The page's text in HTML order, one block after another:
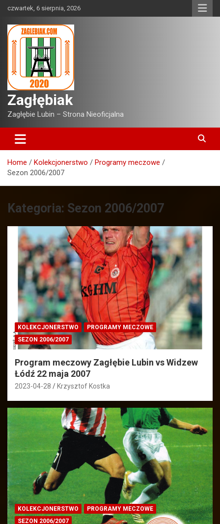
content
czwartek, 6 sierpnia, 2026
Zagłębiak
Zagłębie Lubin – Strona Nieoficjalna
Home Kolekcjonerstwo
Programy meczowe
Sezon 2006/2007
Kategoria: Sezon 2006/2007
KOLEKCJONERSTWO
PROGRAMY MECZOWE
SEZON 2006/2007
Program meczowy Zagłębie Lubin vs Widzew
Łódź 22 maja 2007
2023-04-28 Krzysztof Kostka
KOLEKCJONERSTWO
PROGRAMY MECZOWE
SEZON 2006/2007